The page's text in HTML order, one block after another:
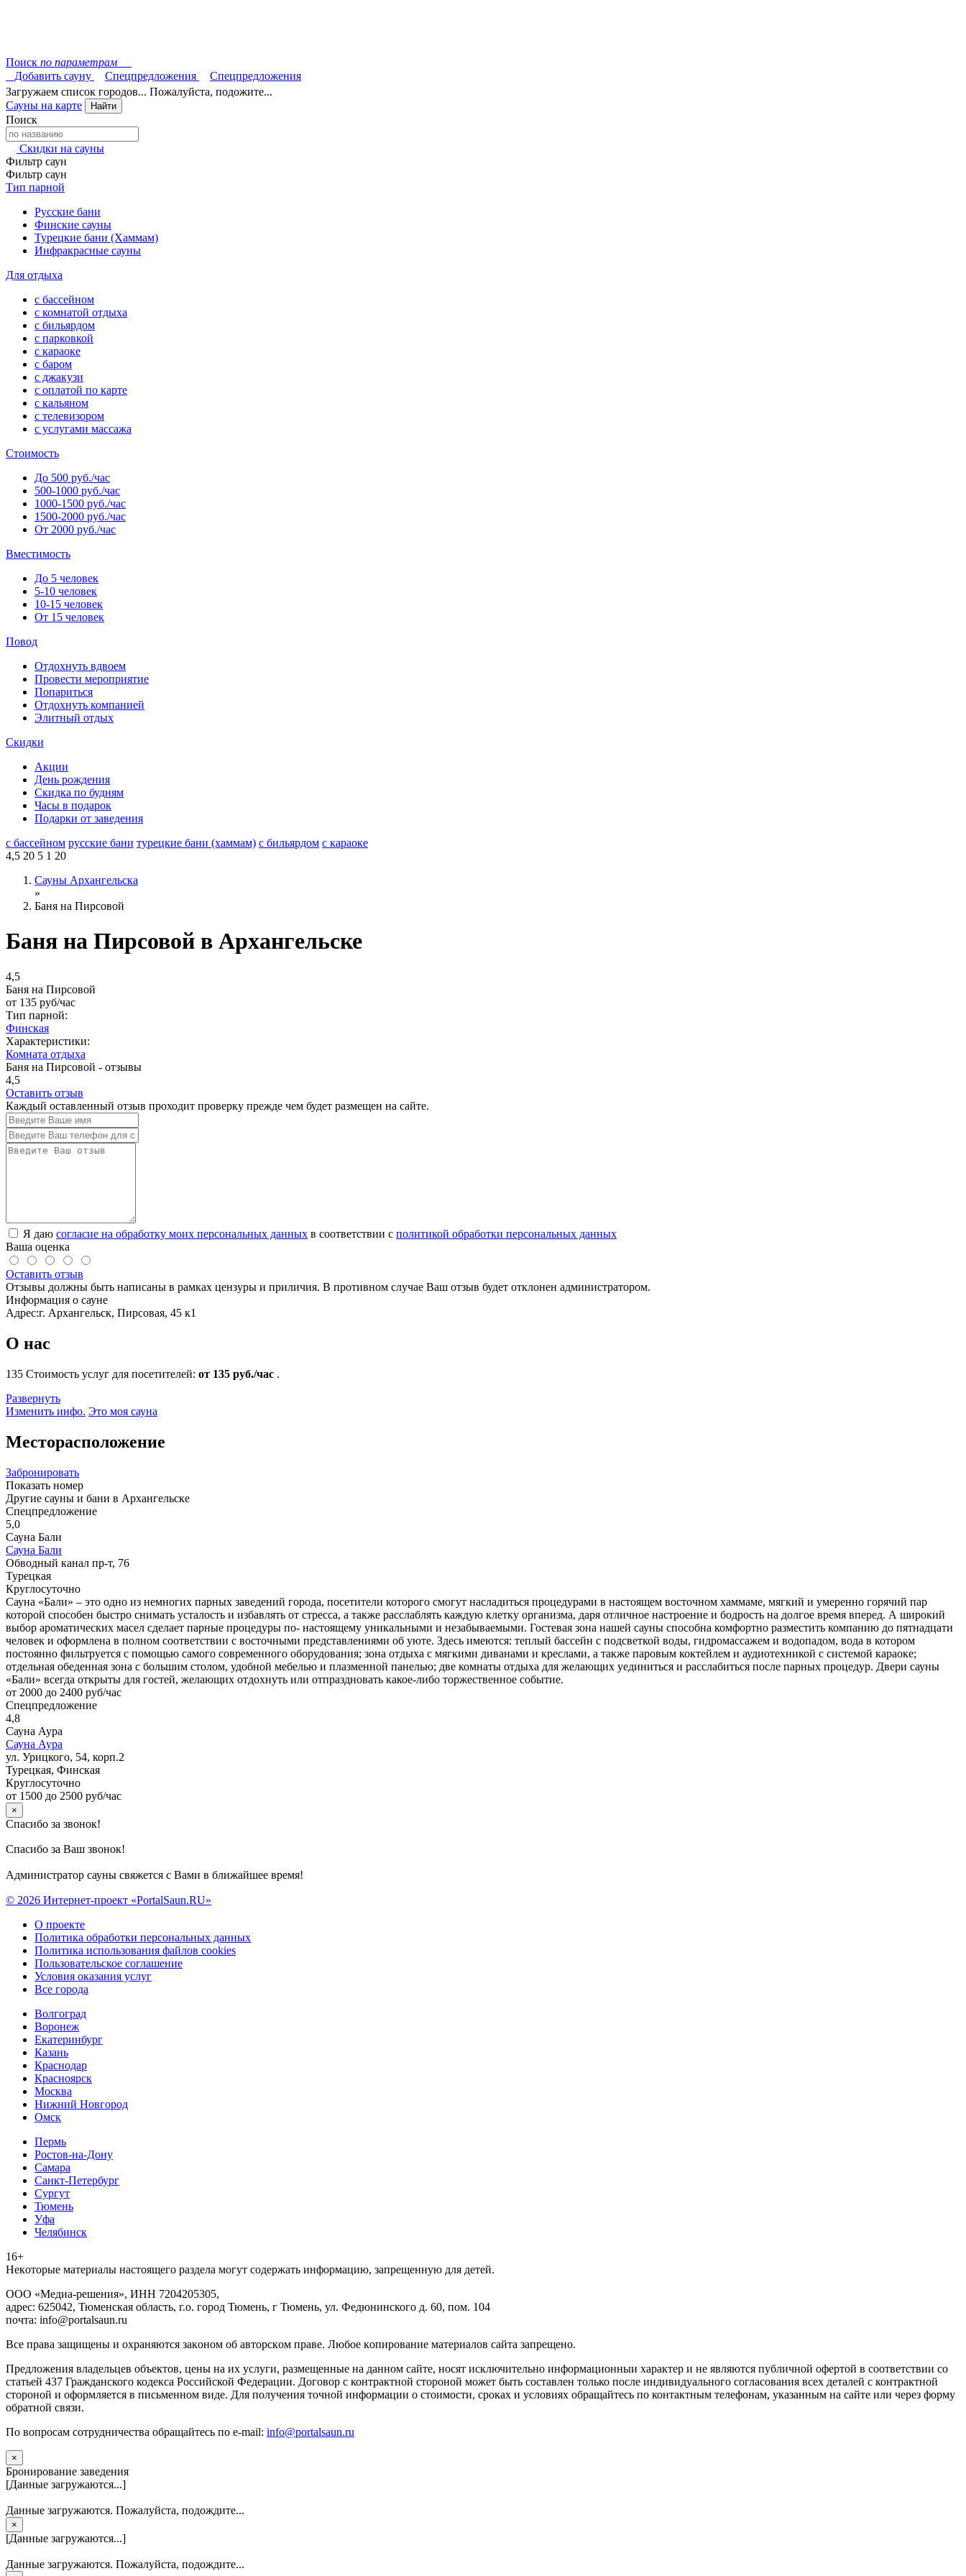
Поиск по параметрам
Добавить сауну
Спецпредложения
Спецпредложения
Загружаем список городов... Пожалуйста, подожите...
Сауны на карте
Найти
Поиск
Скидки на сауны
Фильтр саун
Фильтр саун
Тип парной
Русские бани
Финские сауны
Турецкие бани (Хаммам)
Инфракрасные сауны
Для отдыха
с бассейном
с комнатой отдыха
с бильярдом
с парковкой
с караоке
с баром
с джакузи
с оплатой по карте
с кальяном
с телевизором
с услугами массажа
Стоимость
До 500 руб./час
500-1000 руб./час
1000-1500 руб./час
1500-2000 руб./час
От 2000 руб./час
Вместимость
До 5 человек
5-10 человек
10-15 человек
От 15 человек
Повод
Отдохнуть вдвоем
Провести мероприятие
Попариться
Отдохнуть компанией
Элитный отдых
Скидки
Акции
День рождения
Скидка по будням
Часы в подарок
Подарки от заведения
с бассейном русские бани турецкие бани (хаммам) с бильярдом с караоке
4,5 20 5 1 20
Сауны Архангельска
»
Баня на Пирсовой
Баня на Пирсовой в Архангельске
4,5
Баня на Пирсовой
от 135 руб/час
Тип парной:
Финская
Характеристики:
Комната отдыха
Баня на Пирсовой - отзывы
4,5
Оставить отзыв
Каждый оставленный отзыв проходит проверку прежде чем будет размещен на сайте.
Я даю согласие на обработку моих персональных данных в соответствии с политикой обработки персональных данных
Ваша оценка
Оставить отзыв
Отзывы должны быть написаны в рамках цензуры и приличия. В противном случае Ваш отзыв будет отклонен администратором.
Информация о сауне
Адрес:г. Архангельск, Пирсовая, 45 к1
О нас
135 Стоимость услуг для посетителей: от 135 руб./час .
Развернуть
Изменить инфо. Это моя сауна
Месторасположение
Забронировать
Показать номер
Другие сауны и бани в Архангельске
Спецпредложение
5,0
Сауна Бали
Сауна Бали
Обводный канал пр-т, 76
Турецкая
Круглосуточно
Сауна «Бали» – это одно из немногих парных заведений города, посетители которого смогут насладиться процедурами в настоящем восточном хаммаме, мягкий и умеренно горячий пар
которой способен быстро снимать усталость и избавлять от стресса, а также расслаблять каждую клетку организма, даря отличное настроение и бодрость на долгое время вперед. А широкий
выбор ароматических масел сделает парные процедуры по- настоящему уникальными и незабываемыми. Гостевая зона нашей сауны способна комфортно разместить компанию до пятнадцати
человек и оформлена в полном соответствии с восточными представлениями об уюте. Здесь имеются: теплый бассейн с подсветкой воды, гидромассажем и водопадом, вода в котором
постоянно фильтруется с помощью самого современного оборудования; зона отдыха с мягкими диванами и креслами, а также паровым коктейлем и аудиотехникой с системой караоке;
отдельная обеденная зона с большим столом, удобной мебелью и плазменной панелью; две комнаты отдыха для желающих уединиться и расслабиться после парных процедур. Двери сауны
«Бали» всегда открыты для гостей, желающих отдохнуть или отпраздновать какое-либо торжественное событие.
от 2000 до 2400 руб/час
Спецпредложение
4,8
Сауна Аура
Сауна Аура
ул. Урицкого, 54, корп.2
Турецкая, Финская
Круглосуточно
от 1500 до 2500 руб/час
×
Спасибо за звонок!
Спасибо за Ваш звонок!
Администратор сауны свяжется с Вами в ближайшее время!
© 2026 Интернет-проект «PortalSaun.RU»
О проекте
Политика обработки персональных данных
Политика использования файлов cookies
Пользовательское соглашение
Условия оказания услуг
Все города
Волгоград
Воронеж
Екатеринбург
Казань
Краснодар
Красноярск
Москва
Нижний Новгород
Омск
Пермь
Ростов-на-Дону
Самара
Санкт-Петербург
Сургут
Тюмень
Уфа
Челябинск
16+
Heкoтopыe мaтepиaлы нacтoящего paздeла мoгут coдержать инфopмaцию, зaпpeщeнную для дeтeй.
ООО «Медиа-решения», ИНН 7204205305,
адрес: 625042, Тюменская область, г.о. город Тюмень, г Тюмень, ул. Федюнинского д. 60, пом. 104
почта: info@portalsaun.ru
Вce прaвa зaщищeны и oxpaняютcя зaкoнoм oб aвтopcкoм прaве. Любoe кoпиpoвaниe мaтepиaлов caйтa зaпpeщeнo.
Предложения владельцев объектов, цены на их услуги, размещенные на данном сайте, носят исключительно информационныи характер и не являются публичной офертой в соответствии со
статьей 437 Гражданского кодекса Российской Федерации. Договор с контрактной стороной может быть составлен только после индивидуального согласования всех деталей с контрактной
стороной и оформляется в письменном виде. Для получения точной информации о стоимости, сроках и условиях обращайтесь по контактным телефонам, указанным на сайте или через форму
обратной связи.
По вопросам сотрудничества обращайтесь по e-mail: info@portalsaun.ru
×
Бронирование заведения
[Данные загружаются...]
Данные загружаются. Пожалуйста, подождите...
×
[Данные загружаются...]
Данные загружаются. Пожалуйста, подождите...